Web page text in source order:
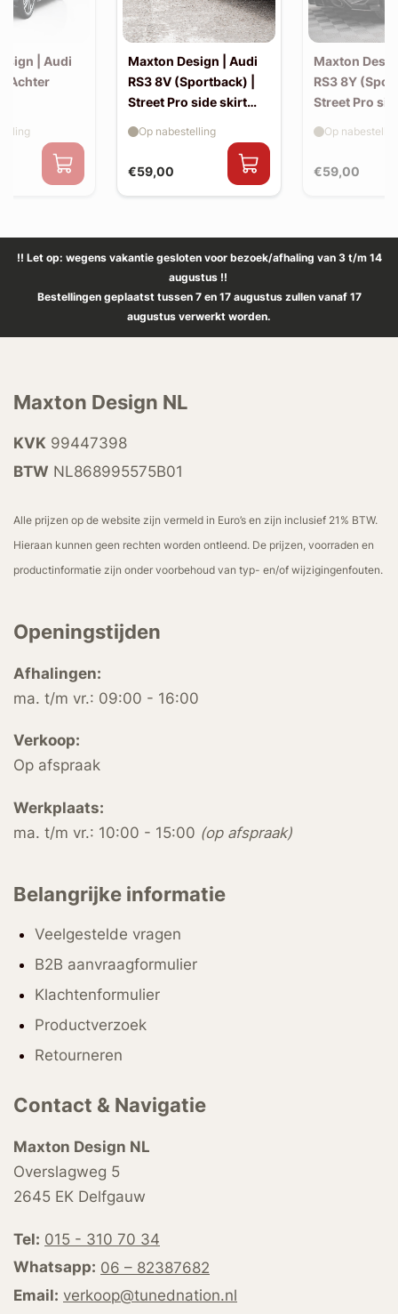
| Audi
| Achter
Maxton Design | Audi
RS3 8V (Sportback) |
Street Pro side skirt
€59,00
Op nabestelling
Maxton
RS3 8Y
Street Pro
€59,00
Op
!! Let op: wegens vakantie gesloten voor bezoek/afhaling van 3 t/m 14
augustus !!
Bestellingen geplaatst tussen 7 en 17 augustus zullen vanaf 17
augustus verwerkt worden.
Maxton Design NL
KVK 99447398
BTW NL868995575B01
Alle prijzen op de website zijn vermeld in Euro’s en zijn inclusief 21% BTW.
Hieraan kunnen geen rechten worden ontleend. De prijzen, voorraden en
productinformatie zijn onder voorbehoud van typ- en/of wijzigingenfouten.
Openingstijden
Afhalingen:
ma. t/m vr.: 09:00 - 16:00
Verkoop:
Op afspraak
Werkplaats:
ma. t/m vr.: 10:00 - 15:00 (op afspraak)
Belangrijke informatie
Veelgestelde vragen
B2B aanvraagformulier
Klachtenformulier
Productverzoek
Retourneren
Contact & Navigatie
Maxton Design NL
Overslagweg 5
2645 EK Delfgauw
Tel: 015 - 310 70 34
Whatsapp: 06 – 82387682
Email: verkoop@tunednation.nl